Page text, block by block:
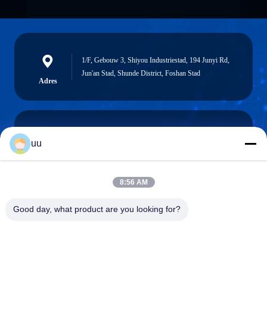
Adres
1/F, Gebouw 3, Shiyou Industriestad, 194 Junyi Rd,
Jun'an Stad, Shunde District, Foshan Stad
E-mail
uu
8:56 AM
Good day, what product are you looking for?